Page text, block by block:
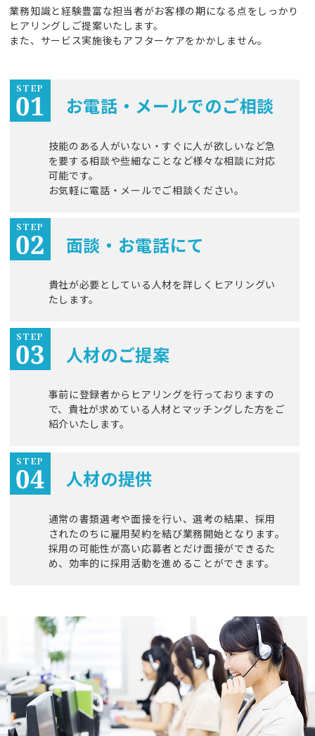
業務知識と経験豊富な担当者がお客様の期になる点をしっかり
ヒアリングしご提案いたします。
また、サービス実施後もアフターケアをかかしません。
STEP
お電話・メールでのご相談
技能のある人がいない・すぐに人が欲しいなど急
を要する相談や些細なことなど様々な相談に対応
可能です。
お気軽に電話・メールでご相談ください。
STEP
面談・お電話にて
貴社が必要としている人材を詳しくヒアリングい
たします。
STEP
人材のご提案
事前に登録者からヒアリングを行っておりますの
で、貴社が求めている人材とマッチングした方をご
紹介いたします。
STEP
人材の提供
通常の書類選考や面接を行い、選考の結果、採用
されたのちに雇用契約を結び業務開始となります。
採用の可能性が高い応募者とだけ面接ができるた
め、効率的に採用活動を進めることができます。